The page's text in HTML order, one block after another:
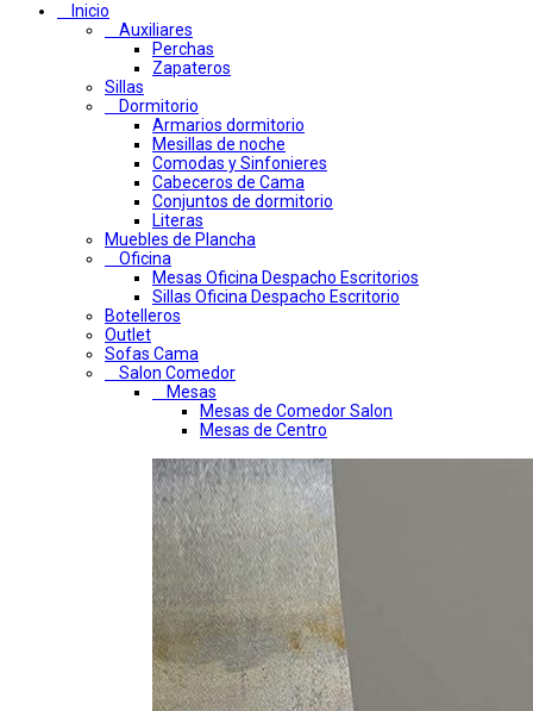
Inicio
Auxiliares
Perchas
Zapateros
Sillas
Dormitorio
Armarios dormitorio
Mesillas de noche
Comodas y Sinfonieres
Cabeceros de Cama
Conjuntos de dormitorio
Literas
Muebles de Plancha
Oficina
Mesas Oficina Despacho Escritorios
Sillas Oficina Despacho Escritorio
Botelleros
Outlet
Sofas Cama
Salon Comedor
Mesas
Mesas de Comedor Salon
Mesas de Centro